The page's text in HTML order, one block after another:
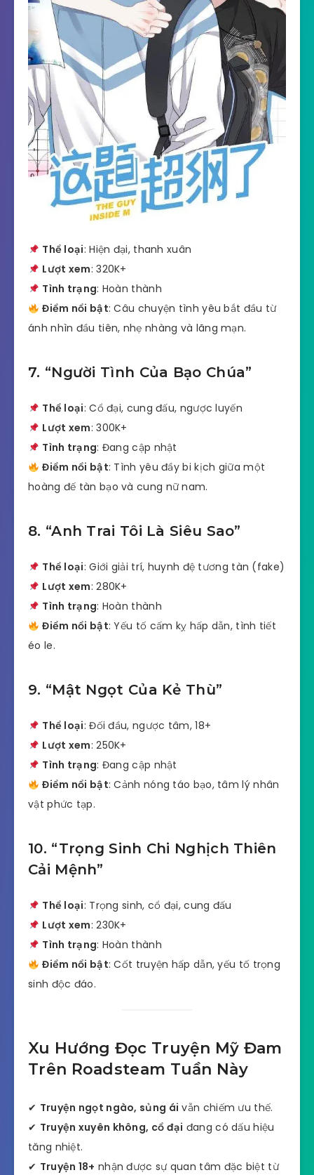
Thể loại: Hiện đại, thanh xuân
Lượt xem: 320K+
Tình trạng: Hoàn thành
Điểm nổi bật: Câu chuyện tình yêu bắt đầu từ
ánh nhìn đầu tiên, nhẹ nhàng và lãng mạn.
7. “Người Tình Của Bạo Chúa”
Thể loại: Cổ đại, cung đấu, ngược luyến
Lượt xem: 300K+
Tình trạng: Đang cập nhật
Điểm nổi bật: Tình yêu đầy bi kịch giữa một
hoàng đế tàn bạo và cung nữ nam.
8. “Anh Trai Tôi Là Siêu Sao”
Thể loại: Giới giải trí, huynh đệ tương tàn (fake)
Lượt xem: 280K+
Tình trạng: Hoàn thành
Điểm nổi bật: Yếu tố cấm kỵ hấp dẫn, tình tiết
éo le.
9. “Mật Ngọt Của Kẻ Thù”
Thể loại: Đối đầu, ngược tâm, 18+
Lượt xem: 250K+
Tình trạng: Đang cập nhật
Điểm nổi bật: Cảnh nóng táo bạo, tâm lý nhân
vật phức tạp.
10. “Trọng Sinh Chi Nghịch Thiên
Cải Mệnh”
Thể loại: Trọng sinh, cổ đại, cung đấu
Lượt xem: 230K+
Tình trạng: Hoàn thành
Điểm nổi bật: Cốt truyện hấp dẫn, yếu tố trọng
sinh độc đáo.
Xu Hướng Đọc Truyện Mỹ Đam
Trên Roadsteam Tuần Này
✔ Truyện ngọt ngào, sủng ái vẫn chiếm ưu thế.
✔ Truyện xuyên không, cổ đại đang có dấu hiệu
tăng nhiệt.
✔ Truyện 18+ nhận được sự quan tâm đặc biệt từ